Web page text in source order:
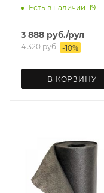
Есть в наличии: 19
3 888 руб./рул
4 320руб. -10%
В КОРЗИНУ